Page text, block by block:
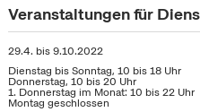
Veranstaltungen für
29.4. bis9.10.2022
Dienstag bis Sonntag, 10 bis 18 Uhr
Donnerstag, 10 bis 20 Uhr
1. Donnerstag im Monat: 10 bis 22 Uhr
Montag geschlossen